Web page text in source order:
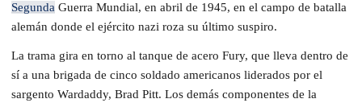
Segunda Guerra Mundial, en abril de 1945, en el campo de batalla
alemán donde el ejército nazi roza su último suspiro.
La trama gira en torno al tanque de acero Fury, que lleva dentro de
sí a una brigada de cinco soldado americanos liderados por el
sargento Wardaddy, Brad Pitt. Los demás componentes de la